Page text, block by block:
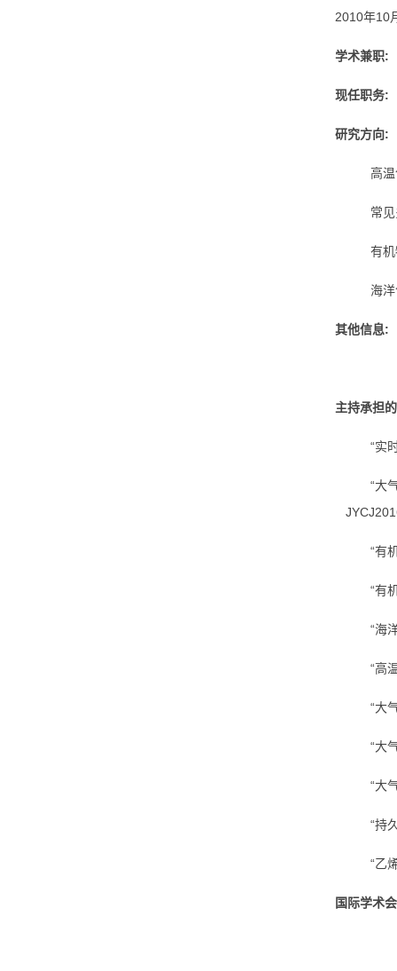
2010年10
学术兼职:
现任职务:
研究方向:
高
常
有
海
其他信息:
主持承担
“实
“大
“有
“有
“海
“高
“大
“大
“大
“持
“乙
国际学术